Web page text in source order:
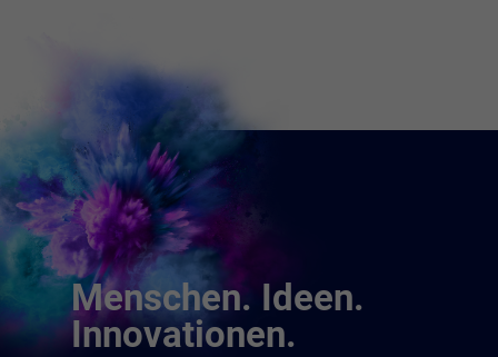
Menschen. Ideen.
Innovationen.